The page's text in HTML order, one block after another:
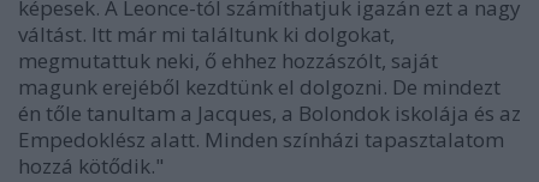
képesek. A Leonce-tól számíthatjuk igazán ezt a nagy
váltást. Itt már mi találtunk ki dolgokat,
megmutattuk neki, ő ehhez hozzászólt, saját
magunk erejéből kezdtünk el dolgozni. De mindezt
én tőle tanultam a Jacques, a Bolondok iskolája és az
Empedoklész alatt. Minden színházi tapasztalatom
hozzá kötődik."